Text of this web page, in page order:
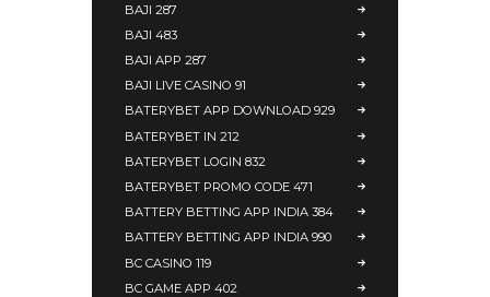
BAJI 287
BAJI 483
BAJI APP 287
BAJI LIVE CASINO 91
BATERYBET APP DOWNLOAD 929
BATERYBET IN 212
BATERYBET LOGIN 832
BATERYBET PROMO CODE 471
BATTERY BETTING APP INDIA 384
BATTERY BETTING APP INDIA 990
BC CASINO 119
BC GAME APP 402